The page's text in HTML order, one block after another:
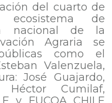
del cuarto de
de
nacional de la
Agraria se
como el
Valenzuela,
José Guajardo,
Cumilaf,